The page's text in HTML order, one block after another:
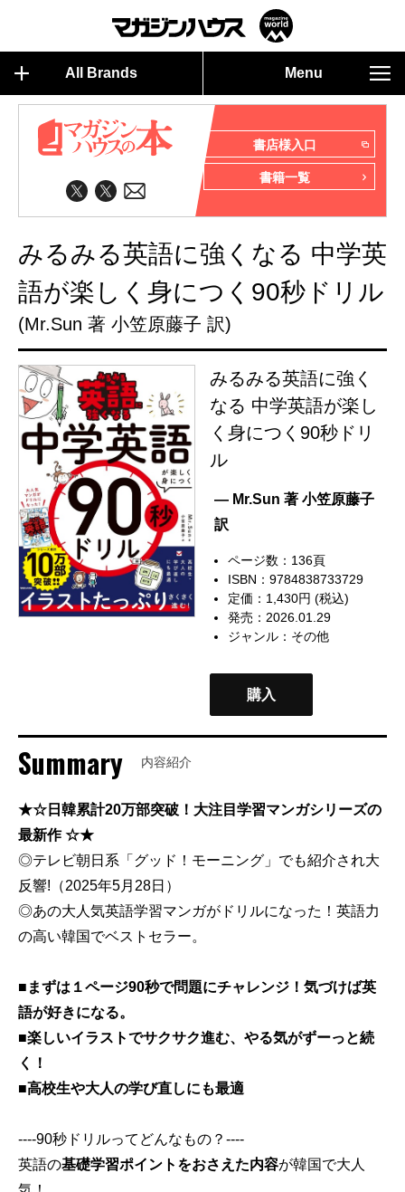
All Brands Menu
書店様入口
書籍一覧
みるみる英語に強くなる 中学英
語が楽しく身につく90秒ドリル
(Mr.Sun 著 小笠原藤子 訳)
みるみる英語に強く
なる 中学英語が楽し
く身につく90秒ドリ
ル
— Mr.Sun 著 小笠原藤子
訳
ページ数：136頁
ISBN：9784838733729
定価：1,430円 (税込)
発売：2026.01.29
ジャンル： その他
購入
Summary 内容紹介
★☆日韓累計20万部突破！大注目学習マンガシリーズの
最新作 ☆★
◎テレビ朝日系「グッド！モーニング」でも紹介され大
反響!（2025年5月28日）
◎あの大人気英語学習マンガがドリルになった！英語力
の高い韓国でベストセラー。
■まずは１ページ90秒で問題にチャレンジ！気づけば英
語が好きになる。
■楽しいイラストでサクサク進む、やる気がずーっと続
く！
■高校生や大人の学び直しにも最適
----90秒ドリルってどんなもの？----
英語の基礎学習ポイントをおさえた内容が韓国で大人